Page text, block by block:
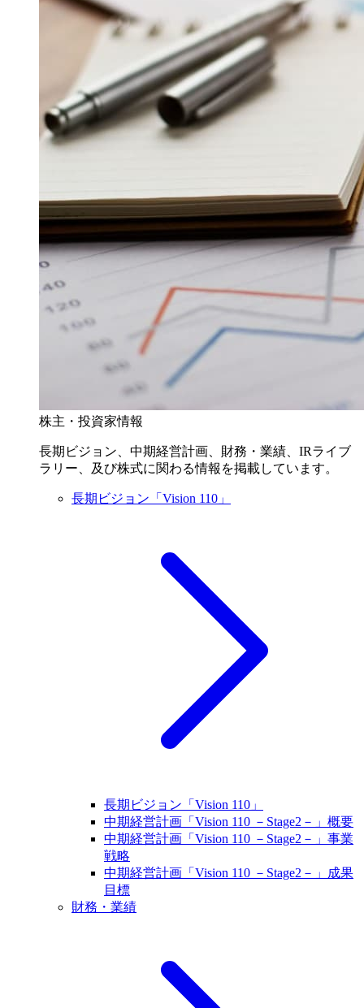
株主・投資家情報
長期ビジョン、中期経営計画、財務・業績、IRライブ
ラリー、及び株式に関わる情報を掲載しています。
長期ビジョン「Vision 110」
長期ビジョン「Vision 110」
中期経営計画「Vision 110 －Stage2－」概要
中期経営計画「Vision 110 －Stage2－」事業
戦略
中期経営計画「Vision 110 －Stage2－」成果
目標
財務・業績